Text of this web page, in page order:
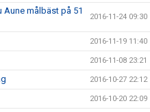
Aune målbäst på 51
2016-11-24 09:30
2016-11-19 11:40
2016-11-08 23:21
2016-10-27 22:12
2016-10-20 22:09